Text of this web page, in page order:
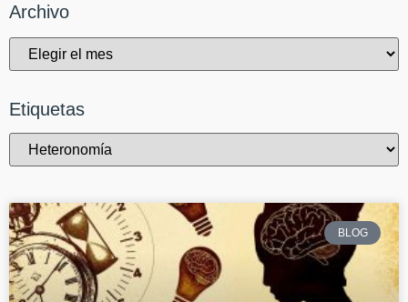
Archivo
Etiquetas
BLOG